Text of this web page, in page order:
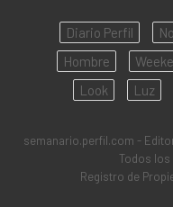
Diario Perfil
Hombre
Look
Luz
semanario.perfil.com -
Todos
Registro de